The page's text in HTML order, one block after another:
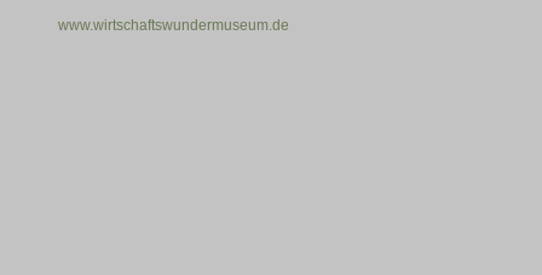
www.wirtschaftswundermuseum.de